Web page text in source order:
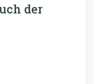
der